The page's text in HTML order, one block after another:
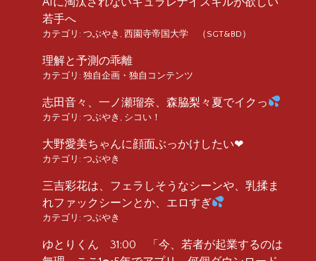
若手へ
カテゴリ: つぶやき 西園寺帝国大学 （SGT&BD）
理解と予測の乖離
カテゴリ: 独自企画・独自コンテンツ
志田音々、一ノ瀬瑠奈、森脇梨々夏でイクっ
カテゴリ: つぶやき シコい！
大野愛美ちゃんに顔面ぶっかけしたい❤︎
カテゴリ: つぶやき
三吉彩花は、フェラしそうなシーンや、乳揉ま
れファックシーンとか、エロすぎ
カテゴリ: つぶやき
ゆとりくん 31:00 「今、若者が起業するのは